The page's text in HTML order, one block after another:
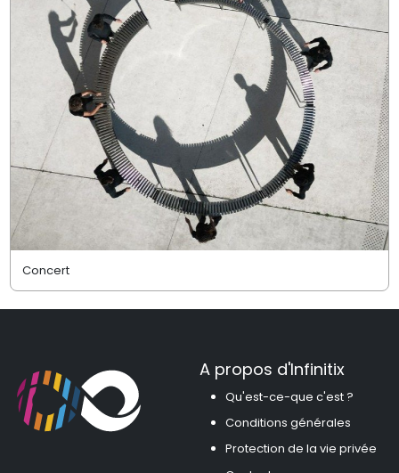
Concert
A propos d'Infinitix
Qu'est-ce-que c'est ?
Conditions générales
Protection de la vie privée